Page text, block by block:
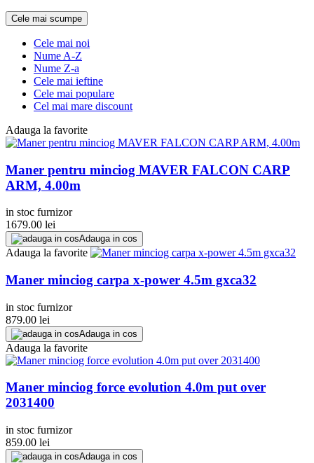
Cele mai scumpe
Cele mai noi
Nume A-Z
Nume Z-a
Cele mai ieftine
Cele mai populare
Cel mai mare discount
Adauga la favorite
Maner pentru minciog MAVER FALCON CARP
ARM, 4.00m
in stoc furnizor
1679.00 lei
Adauga in cos
Adauga la favorite
Maner minciog carpa x-power 4.5m gxca32
in stoc furnizor
879.00 lei
Adauga in cos
Adauga la favorite
Maner minciog force evolution 4.0m put over
2031400
in stoc furnizor
859.00 lei
Adauga in cos